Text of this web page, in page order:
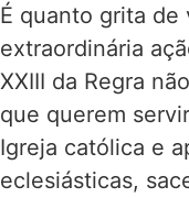
É quanto grita de
extraordinária
XXIII da Regra
que querem
Igreja católica e
eclesiásticas,